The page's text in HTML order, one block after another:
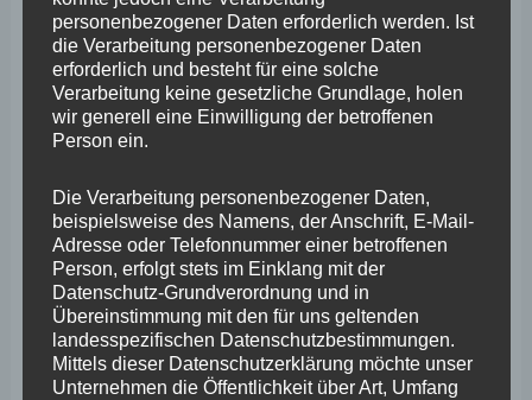
zurückbleiben lässt. Und dazu zählt auch die bisherige
Personalisierung des Fördernetzwerkes Game-Up. Wenn
eine einzelne Person den gesamten Aufbau des Gaming-
Netzwerkes verantworten, Förderberatung betreiben und
wird an der falschen Stelle gespart.
„Willkommenskultur für Unternehmen fördern“
beinhaltet zugleich aber auch den Weg für eine
Fachkräftegewinnung und Fachkräfteeinwanderung zu
ebnen und dauerhaft zu sichern. Unser Ziel muss es
personenbezogener Daten erforderlich werden. Ist
die Verarbeitung personenbezogener Daten
erforderlich und besteht für eine solche
Verarbeitung keine gesetzliche Grundlage, holen
wir generell eine Einwilligung der betroffenen
Person ein.
Die Verarbeitung personenbezogener Daten,
beispielsweise des Namens, der Anschrift, E-Mail-
Adresse oder Telefonnummer einer betroffenen
Person, erfolgt stets im Einklang mit der
Datenschutz-Grundverordnung und in
Übereinstimmung mit den für uns geltenden
landesspezifischen Datenschutzbestimmungen.
Mittels dieser Datenschutzerklärung möchte unser
Unternehmen die Öffentlichkeit über Art, Umfang